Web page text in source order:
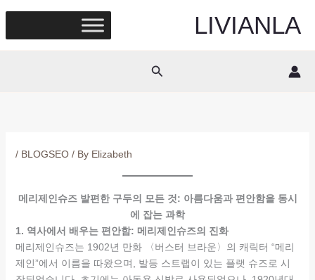
content
LIVIANLA
Search
/ BLOGSEO/ By Elizabeth
메리제인슈즈 발편한 구두의 모든 것: 아름다움과 편안함을 동시
에 잡는 과학
1. 역사에서 배우는 편안함: 메리제인슈즈의 진화
메리제인슈즈는 1902년 만화 〈버스터 브라운〉의 캐릭터 “메리
제인”에서 이름을 따왔으며, 발등 스트랩이 있는 플랫 슈즈로 시